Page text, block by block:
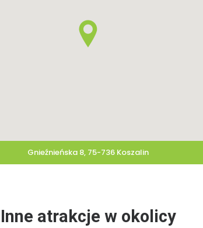
Gnieźnieńska 8, 75-736 Koszalin
Inne atrakcje w okolicy